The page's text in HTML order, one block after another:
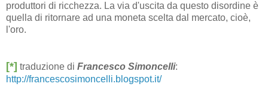
produttori di ricchezza. La via d'uscita da questo disordine è
quella di ritornare ad una moneta scelta dal mercato, cioè,
l'oro.
[*] traduzione di Francesco Simoncelli:
http://francescosimoncelli.blogspot.it/